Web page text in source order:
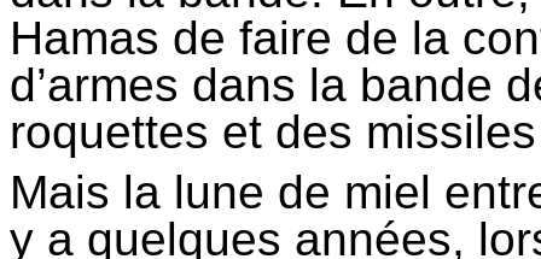
Hamas de faire de la
d’armes dans la bande
roquettes et des
Mais la lune de miel
y a quelques années,